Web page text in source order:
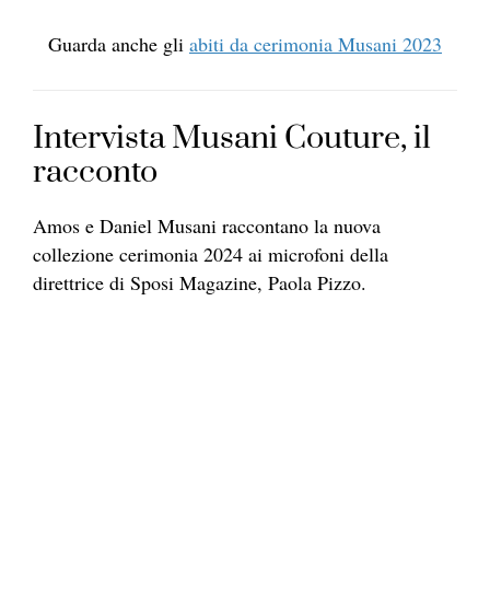
Guarda anche gli abiti da cerimonia Musani 2023
Intervista Musani Couture, il
racconto
Amos e Daniel Musani raccontano la nuova
collezione cerimonia 2024 ai microfoni della
direttrice di Sposi Magazine, Paola Pizzo.